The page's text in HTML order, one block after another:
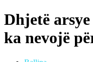
Dhjetë
ka nevojë